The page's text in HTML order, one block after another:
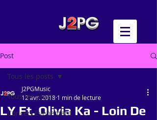
Post
Tous les posts
Concert Evénement
Tous les posts
LY Ft. Olivia Ka - Loin De
J2PGMusic
12 avr. 2018 1 min de lecture